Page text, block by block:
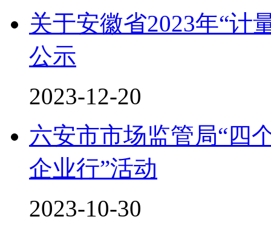
关于安徽省2023年“计
公示
2023-12-20
六安市市场监管局“四
企业行”活动
2023-10-30